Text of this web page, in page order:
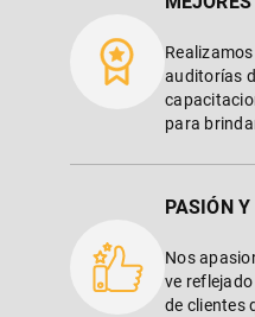
auditorías
para
PASIÓN Y
Nos
ve
de clientes